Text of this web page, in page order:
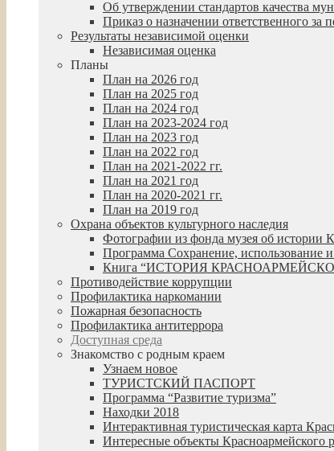
Об утверждении стандартов качества
Приказ о назначении ответственного
Результаты независимой оценки
Независимая оценка
Планы
План на 2026 год
План на 2025 год
План на 2024 год
План на 2023-2024 год
План на 2023 год
План на 2022 год
План на 2021-2022 гг.
План на 2021 год
План на 2020-2021 гг.
План на 2019 год
Охрана объектов культурного наследия
Фотографии из фонда музея об истории
Программа Сохранение, использование
Книга “ИСТОРИЯ
Противодействие коррупции
Профилактика наркомании
Пожарная безопасность
Профилактика антитеррора
Доступная среда
Знакомство с родным краем
Узнаем новое
ТУРИСТСКИЙ ПАСПОРТ
Программа “Развитие туризма”
Находки 2018
Интерактивная туристическая карта
Интересные объекты Красноармейского